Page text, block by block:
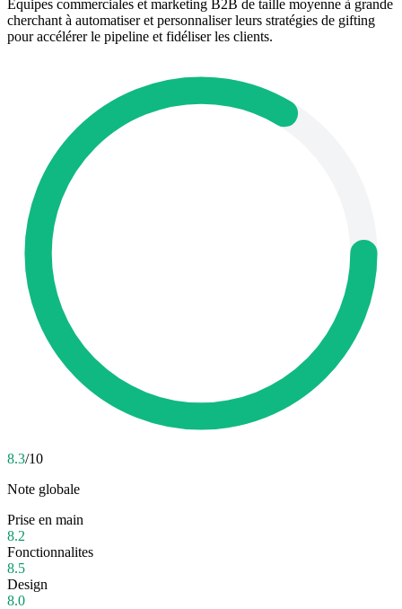
Équipes commerciales et marketing B2B de taille moyenne à grande
cherchant à automatiser et personnaliser leurs stratégies de gifting
pour accélérer le pipeline et fidéliser les clients.
8.3/10
Note globale
Prise en main
8.2
Fonctionnalites
8.5
Design
8.0